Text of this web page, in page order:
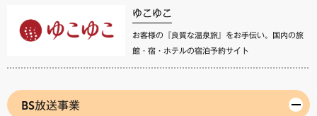
ゆこゆこ
お客様の『良質な温泉旅』をお手伝い。国内の旅
館・宿・ホテルの宿泊予約サイト
BS放送事業